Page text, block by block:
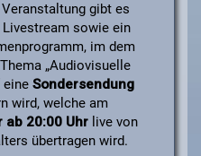
gibt es
sowie ein
im dem
„Audiovisuelle
eine Sondersendung
wird, welche am
ab 20:00 Uhrlive von
übertragen wird.